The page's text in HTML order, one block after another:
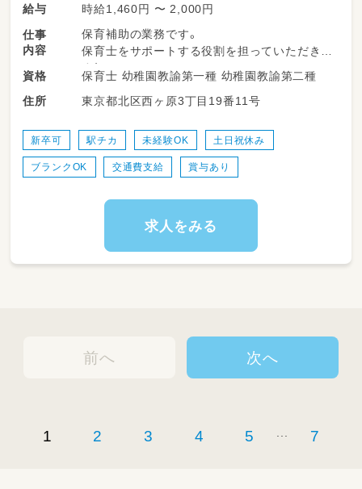
給与 時給1,460円 〜 2,000円
仕事
内容
保育補助の業務です。
保育士をサポートする役割を担っていただきま
す！
◎掃除・洗濯
◎片づけ
◎子どもと一緒に遊ぶ
◎食事サポートなどの直接的な保育のお仕事の
サポート
資格
保育士 幼稚園教諭第一種 幼稚園教諭第二種
住所
東京都北区西ヶ原3丁目19番11号
新卒可 駅チカ 未経験OK 土日祝休み
ブランクOK 交通費支給 賞与あり
求人をみる
前へ
1 2 3 4 5 ... 7
次へ